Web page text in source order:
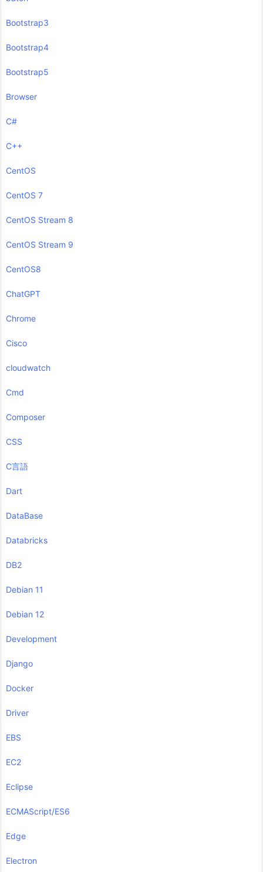
Bootstrap3
Bootstrap4
Bootstrap5
Browser
C#
C++
CentOS
CentOS 7
CentOS Stream 8
CentOS Stream 9
CentOS8
ChatGPT
Chrome
Cisco
cloudwatch
Cmd
Composer
CSS
C言語
Dart
DataBase
Databricks
DB2
Debian 11
Debian 12
Development
Django
Docker
Driver
EBS
EC2
Eclipse
ECMAScript/ES6
Edge
Electron